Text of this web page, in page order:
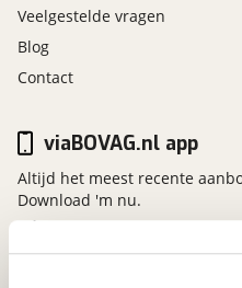
Veelgestelde vragen
Blog
Contact
viaBOVAG.nl app
Altijd het meest recente
Download 'm nu.